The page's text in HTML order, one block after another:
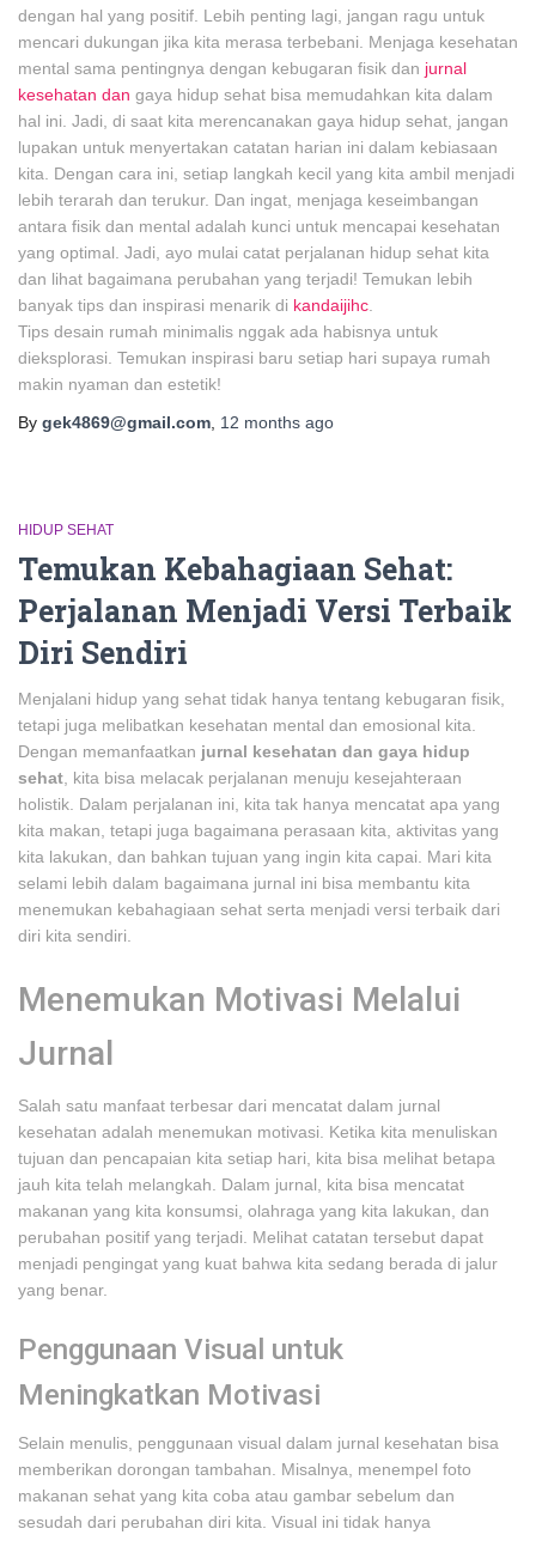
dengan hal yang positif. Lebih penting lagi, jangan ragu untuk
mencari dukungan jika kita merasa terbebani. Menjaga kesehatan
mental sama pentingnya dengan kebugaran fisik dan jurnal
kesehatan dan gaya hidup sehat bisa memudahkan kita dalam
hal ini. Jadi, di saat kita merencanakan gaya hidup sehat, jangan
lupakan untuk menyertakan catatan harian ini dalam kebiasaan
kita. Dengan cara ini, setiap langkah kecil yang kita ambil menjadi
lebih terarah dan terukur. Dan ingat, menjaga keseimbangan
antara fisik dan mental adalah kunci untuk mencapai kesehatan
yang optimal. Jadi, ayo mulai catat perjalanan hidup sehat kita
dan lihat bagaimana perubahan yang terjadi! Temukan lebih
banyak tips dan inspirasi menarik di kandaijihc
Tips desain rumah minimalis nggak ada habisnya untuk
dieksplorasi. Temukan inspirasi baru setiap hari supaya rumah
makin nyaman dan estetik!
By gek4869@gmail.com 12 months ago
HIDUP SEHAT
Temukan Kebahagiaan Sehat:
Perjalanan Menjadi Versi Terbaik
Diri Sendiri
Menjalani hidup yang sehat tidak hanya tentang kebugaran fisik,
tetapi juga melibatkan kesehatan mental dan emosional kita.
Dengan memanfaatkan jurnal kesehatan dan gaya hidup
sehat , kita bisa melacak perjalanan menuju kesejahteraan
holistik. Dalam perjalanan ini, kita tak hanya mencatat apa yang
kita makan, tetapi juga bagaimana perasaan kita, aktivitas yang
kita lakukan, dan bahkan tujuan yang ingin kita capai. Mari kita
selami lebih dalam bagaimana jurnal ini bisa membantu kita
menemukan kebahagiaan sehat serta menjadi versi terbaik dari
diri kita sendiri.
Menemukan Motivasi Melalui
Jurnal
Salah satu manfaat terbesar dari mencatat dalam jurnal
kesehatan adalah menemukan motivasi. Ketika kita menuliskan
tujuan dan pencapaian kita setiap hari, kita bisa melihat betapa
jauh kita telah melangkah. Dalam jurnal, kita bisa mencatat
makanan yang kita konsumsi, olahraga yang kita lakukan, dan
perubahan positif yang terjadi. Melihat catatan tersebut dapat
menjadi pengingat yang kuat bahwa kita sedang berada di jalur
yang benar.
Penggunaan Visual untuk
Meningkatkan Motivasi
Selain menulis, penggunaan visual dalam jurnal kesehatan bisa
memberikan dorongan tambahan. Misalnya, menempel foto
makanan sehat yang kita coba atau gambar sebelum dan
sesudah dari perubahan diri kita. Visual ini tidak hanya